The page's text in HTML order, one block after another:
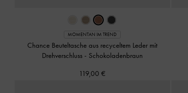
MOMENTAN IM TREND
Chance Beuteltasche aus recyceltem Leder mit
Drehverschluss - Schokoladenbraun
119,00 €